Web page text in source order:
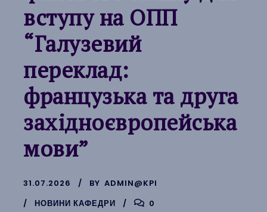
вступу на ОПП
“Галузевий
переклад:
французька та друга
західноєвропейська
мови”
31.07.2026 BY ADMIN@KPI
НОВИНИ КАФЕДРИ
0